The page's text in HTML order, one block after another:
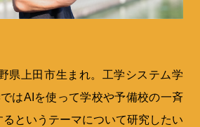
県上田市生まれ。工学システム学
はAIを使って学校や予備校の一斉
というテーマについて研究したい